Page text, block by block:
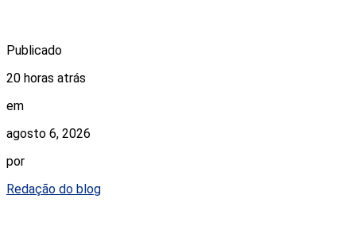
Publicado
20 horas atrás
em
agosto 6, 2026
por
Redação do blog